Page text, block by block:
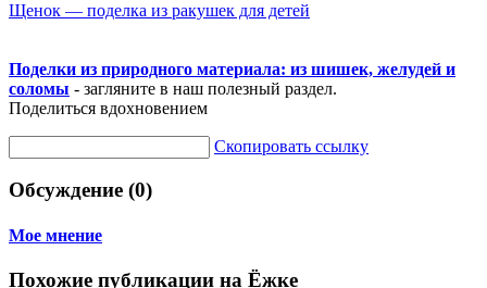
Щенок — поделка из ракушек для детей
Поделки из природного материала: из шишек, желудей и
соломы - загляните в наш полезный раздел.
Поделиться вдохновением
Скопировать ссылку
Обсуждение (0)
Мое мнение
Похожие публикации на Ёжке